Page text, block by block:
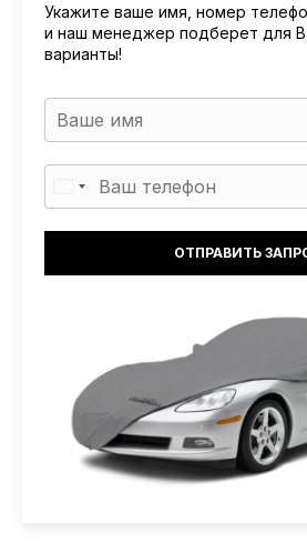
Укажите ваше имя, номер
и наш менеджер подберет для
варианты!